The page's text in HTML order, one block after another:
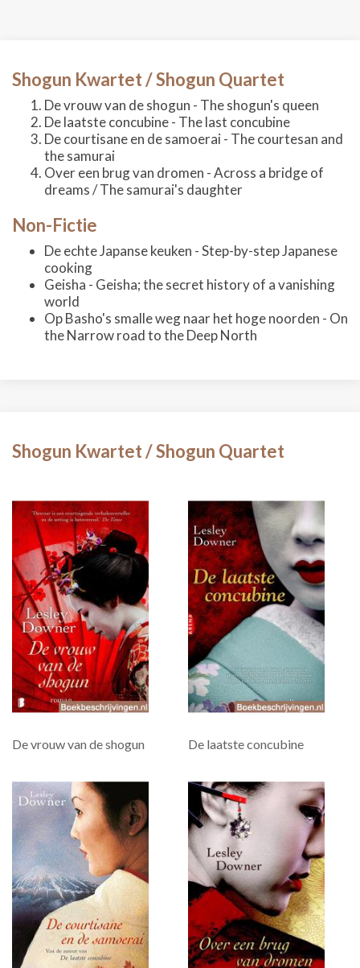
Shogun Kwartet / Shogun Quartet
De vrouw van de shogun - The shogun's queen
De laatste concubine - The last concubine
De courtisane en de samoerai - The courtesan and
the samurai
Over een brug van dromen - Across a bridge of
dreams / The samurai's daughter
Non-Fictie
De echte Japanse keuken - Step-by-step Japanese
cooking
Geisha - Geisha; the secret history of a vanishing
world
Op Basho's smalle weg naar het hoge noorden - On
the Narrow road to the Deep North
Shogun Kwartet / Shogun Quartet
De vrouw van de shogun De laatste concubine